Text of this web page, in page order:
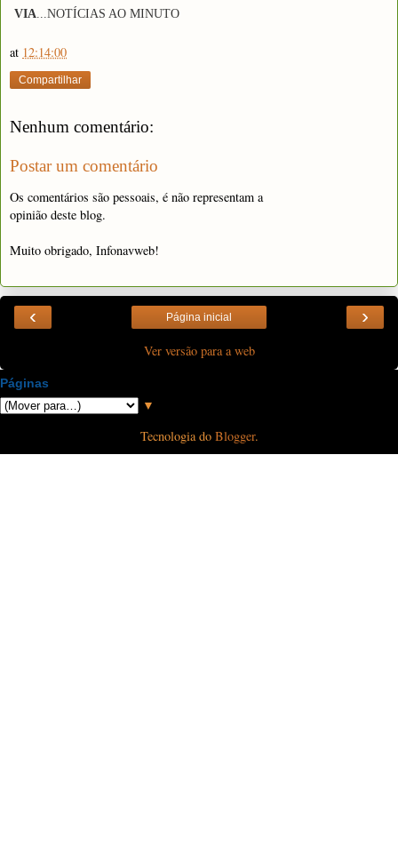
VIA NOTÍCIAS AO MINUTO
at 12:14:00
Compartilhar
Nenhum comentário:
Postar um comentário
Os comentários são pessoais, é não representam a
opinião deste blog.
Muito obrigado, Infonavweb!
‹ ›
Página inicial
Ver versão para a web
Páginas
▼
Tecnologia do Blogger.